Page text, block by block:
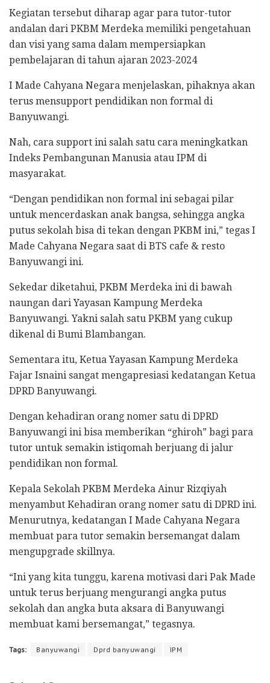
Kegiatan tersebut diharap agar para tutor-tutor
andalan dari PKBM Merdeka memiliki pengetahuan
dan visi yang sama dalam mempersiapkan
pembelajaran di tahun ajaran 2023-2024
I Made Cahyana Negara menjelaskan, pihaknya akan
terus mensupport pendidikan non formal di
Banyuwangi.
Nah, cara support ini salah satu cara meningkatkan
Indeks Pembangunan Manusia atau IPM di
masyarakat.
“Dengan pendidikan non formal ini sebagai pilar
untuk mencerdaskan anak bangsa, sehingga angka
putus sekolah bisa di tekan dengan PKBM ini,” tegas I
Made Cahyana Negara saat di BTS cafe & resto
Banyuwangi ini.
Sekedar diketahui, PKBM Merdeka ini di bawah
naungan dari Yayasan Kampung Merdeka
Banyuwangi. Yakni salah satu PKBM yang cukup
dikenal di Bumi Blambangan.
Sementara itu, Ketua Yayasan Kampung Merdeka
Fajar Isnaini sangat mengapresiasi kedatangan Ketua
DPRD Banyuwangi.
Dengan kehadiran orang nomer satu di DPRD
Banyuwangi ini bisa memberikan “ghiroh” bagi para
tutor untuk semakin istiqomah berjuang di jalur
pendidikan non formal.
Kepala Sekolah PKBM Merdeka Ainur Rizqiyah
menyambut Kehadiran orang nomer satu di DPRD ini.
Menurutnya, kedatangan I Made Cahyana Negara
membuat para tutor semakin bersemangat dalam
mengupgrade skillnya.
“Ini yang kita tunggu, karena motivasi dari Pak Made
untuk terus berjuang mengurangi angka putus
sekolah dan angka buta aksara di Banyuwangi
membuat kami bersemangat,” tegasnya.
Tags: Banyuwangi Dprd banyuwangi IPM